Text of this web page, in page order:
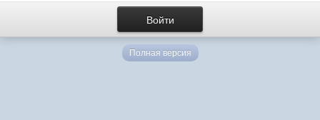
Полная версия